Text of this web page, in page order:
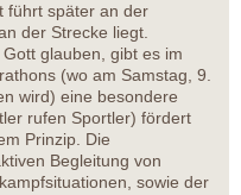
führt später an der
der Strecke liegt.
glauben, gibt es im
(wo am Samstag, 9.
wird) eine besondere
rufen Sportler) fördert
Prinzip. Die
Begleitung von
sowie der